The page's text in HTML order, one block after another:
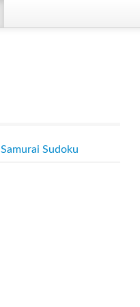
Samurai Sudoku